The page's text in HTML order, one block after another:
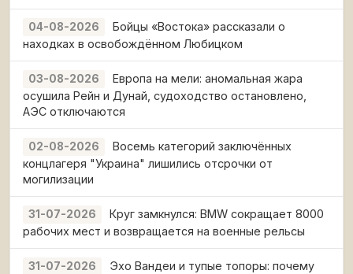
04-08-2026
Бойцы «Востока» рассказали о
находках в освобождённом Любицком
03-08-2026
Европа на мели: аномальная жара
осушила Рейн и Дунай, судоходство остановлено,
АЭС отключаются
02-08-2026
Восемь категорий заключённых
концлагеря "Украина" лишились отсрочки от
могилизации
31-07-2026
Круг замкнулся: BMW сокращает 8000
рабочих мест и возвращается на военные рельсы
31-07-2026
Эхо Вандеи и тупые топоры: почему